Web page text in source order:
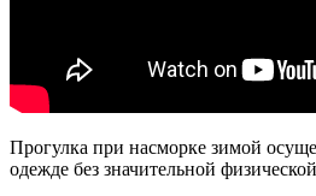
Прогулка при насморке зимой
одежде без значительной